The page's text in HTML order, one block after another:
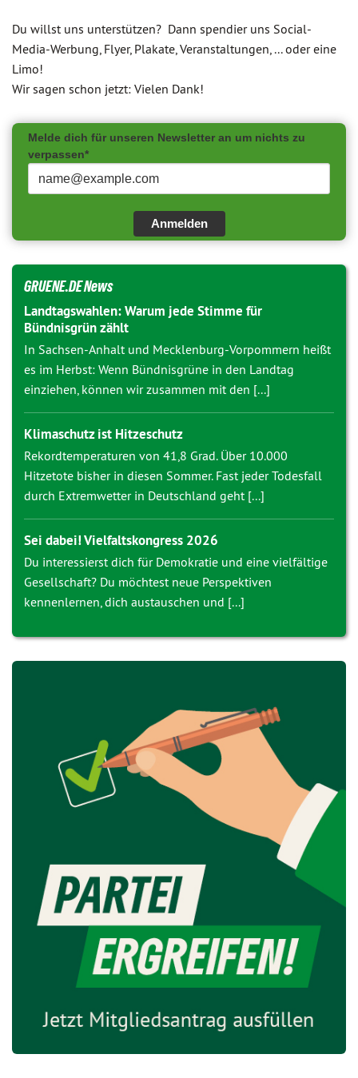
Du willst uns unterstützen? Dann spendier uns Social-
Media-Werbung, Flyer, Plakate, Veranstaltungen, ... oder eine
Limo!
Wir sagen schon jetzt: Vielen Dank!
Melde dich für unseren Newsletter an um nichts zu
verpassen*
Anmelden
GRUENE.DE News
Landtagswahlen: Warum jede Stimme für
Bündnisgrün zählt
In Sachsen-Anhalt und Mecklenburg-Vorpommern heißt
es im Herbst: Wenn Bündnisgrüne in den Landtag
einziehen, können wir zusammen mit den [...]
Klimaschutz ist Hitzeschutz
Rekordtemperaturen von 41,8 Grad. Über 10.000
Hitzetote bisher in diesen Sommer. Fast jeder Todesfall
durch Extremwetter in Deutschland geht [...]
Sei dabei! Vielfaltskongress 2026
Du interessierst dich für Demokratie und eine vielfältige
Gesellschaft? Du möchtest neue Perspektiven
kennenlernen, dich austauschen und [...]